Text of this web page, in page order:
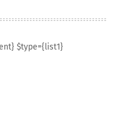
$type={list1}